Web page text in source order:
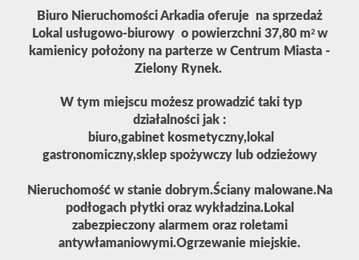
Biuro Nieruchomości Arkadia oferuje na sprzedaż
Lokal usługowo-biurowy o powierzchni 37,80 m2 w
kamienicy położony na parterze w Centrum Miasta -
Zielony Rynek.
W tym miejscu możesz prowadzić taki typ
działalności jak :
biuro,gabinet kosmetyczny,lokal
gastronomiczny,sklep spożywczy lub odzieżowy
Nieruchomość w stanie dobrym.Ściany malowane.Na
podłogach płytki oraz wykładzina.Lokal
zabezpieczony alarmem oraz roletami
antywłamaniowymi.Ogrzewanie miejskie.